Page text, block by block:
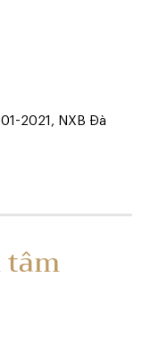
2021, NXB Đà
tâm